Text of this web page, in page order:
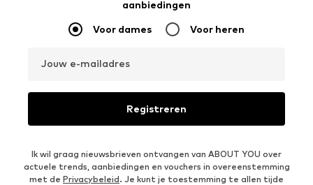
aanbiedingen
Voor dames Voor heren
Jouw e-mailadres
Registreren
Ik wil graag nieuwsbrieven ontvangen van ABOUT YOU over
actuele trends, aanbiedingen en vouchers in overeenstemming
met de Privacybeleid. Je kunt je toestemming te allen tijde